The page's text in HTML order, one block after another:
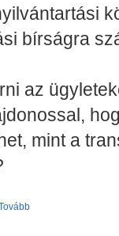
bírságra
az
mint a